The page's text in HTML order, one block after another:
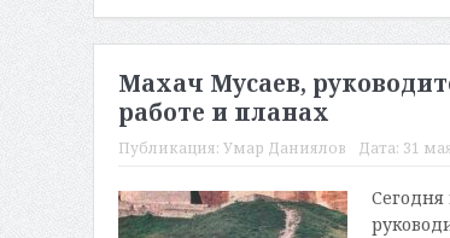
Махач Мусаев,
работе и планах
Публикация: Умар Даниялов Дата: 31
Сегодня